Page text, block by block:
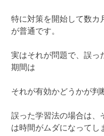
特に対策を開始して数カ
が普通です。
実はそれが問題で、誤っ
期間は
それが有効かどうかが判
誤った学習法の場合は、
は時間がムダになってし